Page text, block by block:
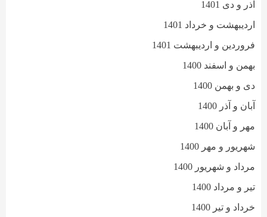
آذر و دی 1401
اردیبهشت و خرداد 1401
فروردین و اردیبهشت 1401
بهمن و اسفند 1400
دی و بهمن 1400
آبان و آذر 1400
مهر و آبان 1400
شهریور و مهر 1400
مرداد و شهریور 1400
تیر و مرداد 1400
خرداد و تیر 1400